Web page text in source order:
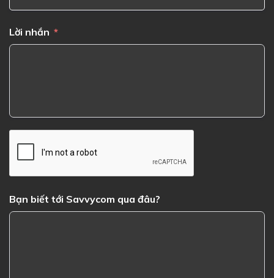
Lời nhắn
Bạn biết tới Savvycom qua đâu?